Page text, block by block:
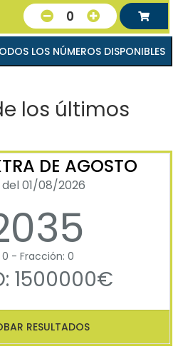
0
VER TODOS LOS NÚMEROS DISPONIBLES
los últimos
DE AGOSTO
01/08/2026
0 - Fracción: 0
1500000€
RESULTADOS